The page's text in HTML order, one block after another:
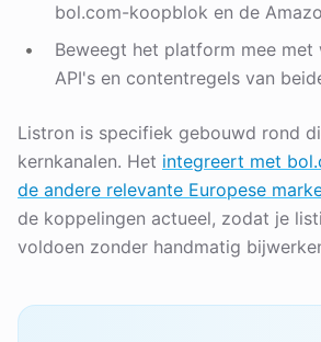
bol.com-koopblok en de
Beweegt het platform mee met
API's en contentregels van
Listron is specifiek gebouwd rond
kernkanalen. Het integreert met
de andere relevante Europese
de koppelingen actueel, zodat je
voldoen zonder handmatig